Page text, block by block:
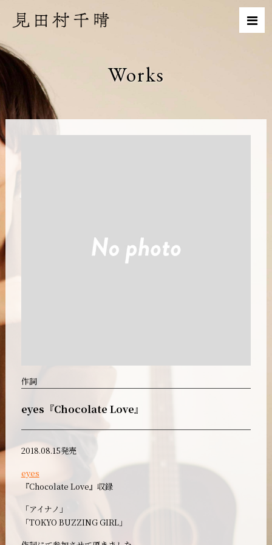
Works
作詞
eyes『Chocolate Love』
2018.08.15発売
eyes
『Chocolate Love』収録
「アイナノ」
「TOKYO BUZZING GIRL」